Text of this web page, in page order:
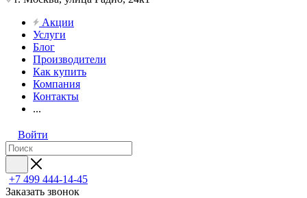
Акции
Услуги
Блог
Производители
Как купить
Компания
Контакты
...
Войти
+7 499 444-14-45
Заказать звонок